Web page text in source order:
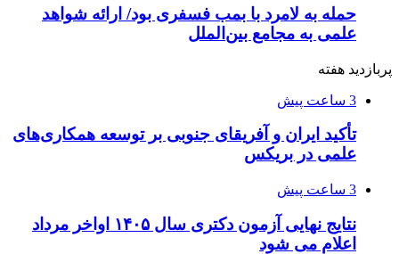
حمله به لامرد با بمب فسفری بود/ ارائه شواهد
علمی به مجامع بین‌الملل
پربازدید هفته
3 ساعت پیش
تأکید ایران و آفریقای جنوبی بر توسعه همکاری‌های
علمی در بریکس
3 ساعت پیش
نتایج نهایی آزمون دکتری سال ۱۴۰۵ اواخر مرداد
اعلام می شود